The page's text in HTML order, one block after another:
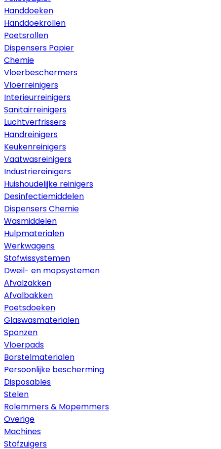
Handdoeken
Handdoekrollen
Poetsrollen
Dispensers Papier
Chemie
Vloerbeschermers
Vloerreinigers
Interieurreinigers
Sanitairreinigers
Luchtverfrissers
Handreinigers
Keukenreinigers
Vaatwasreinigers
Industriereinigers
Huishoudelijke reinigers
Desinfectiemiddelen
Dispensers Chemie
Wasmiddelen
Hulpmaterialen
Werkwagens
Stofwissystemen
Dweil- en mopsystemen
Afvalzakken
Afvalbakken
Poetsdoeken
Glaswasmaterialen
Sponzen
Vloerpads
Borstelmaterialen
Persoonlijke bescherming
Disposables
Stelen
Rolemmers & Mopemmers
Overige
Machines
Stofzuigers